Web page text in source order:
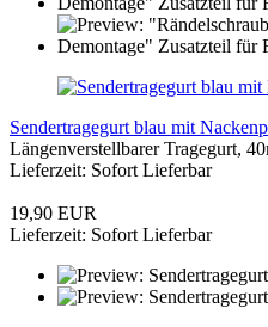
Sendertragegurt blau mit
Längenverstellbarer Tragegurt,
Lieferzeit: Sofort Lieferbar
19,90 EUR
Lieferzeit: Sofort Lieferbar